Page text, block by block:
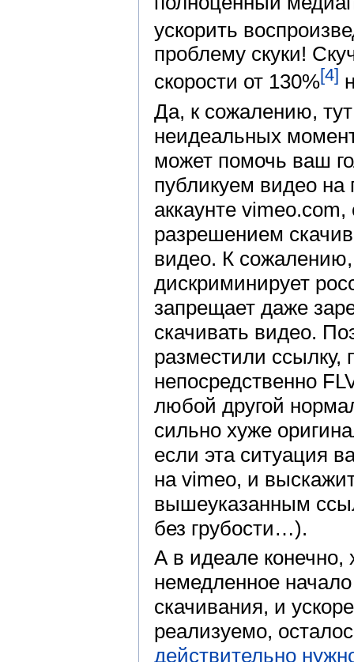
ускорить
проблему скуки!
скорости от 130%[4]
Да, к сожалению,
неидеальных
может помочь ваш
публикуем видео на
аккаунте vimeo.com,
разрешением
видео. К
дискриминирует
запрещает даже
скачивать видео.
разместили ссылку,
непосредственно
любой другой
сильно хуже
если эта ситуация
на vimeo, и
вышеуказанным
без грубости…).
А в идеале
немедленное
скачивания, и
реализуемо,
действительно